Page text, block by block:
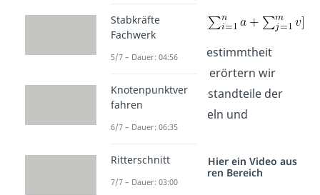
Um die statische Bestimmtheit
prüfen zu können, erörtern wir
zunächst einige Bestandteile der
zugehörigen Formeln und
Zusammenhänge.
Studyflix vernetzt: Hier ein Video aus
einem anderen Bereich
Stabkräfte
Fachwerk
5/7 – Dauer: 04:56
Knotenpunktver
fahren
6/7 – Dauer: 06:35
Ritterschnitt
7/7 – Dauer: 03:00